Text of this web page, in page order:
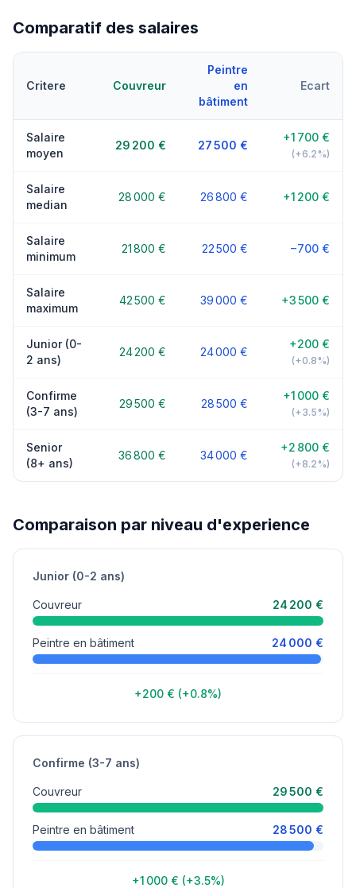
Comparatif des salaires
Critere Couvreur
Peintre
en
bâtiment
Ecart
Salaire
moyen
29 200 € 27 500 €
+1 700 €
(+6.2%)
Salaire
median
28 000 € 26 800 € +1 200 €
Salaire
minimum
21 800 € 22 500 € −700 €
Salaire
maximum
42 500 € 39 000 € +3 500 €
Junior (0-
2 ans)
24 200 € 24 000 €
+200 €
(+0.8%)
Confirme
(3-7 ans)
29 500 € 28 500 €
+1 000 €
(+3.5%)
Senior
(8+ ans)
36 800 € 34 000 €
+2 800 €
(+8.2%)
Comparaison par niveau d'experience
Junior (0-2 ans)
Couvreur 24 200 €
Peintre en bâtiment 24 000 €
+200 € (+0.8%)
Confirme (3-7 ans)
Couvreur 29 500 €
Peintre en bâtiment 28 500 €
+1 000 € (+3.5%)